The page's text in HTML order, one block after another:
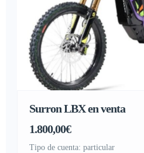
Surron LBX en venta
1.800,00€
tipo de cuenta: particular